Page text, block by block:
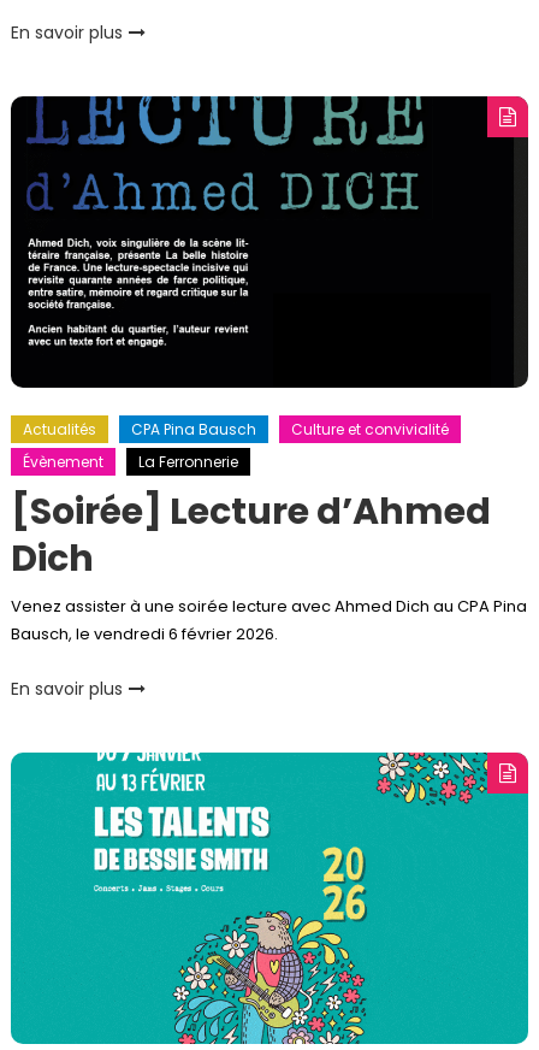
En savoir plus
Actualités CPA Pina Bausch
Culture et convivialité
Évènement
La Ferronnerie
[Soirée] Lecture d’Ahmed
Dich
Venez assister à une soirée lecture avec Ahmed Dich au CPA Pina
Bausch, le vendredi 6 février 2026.
En savoir plus